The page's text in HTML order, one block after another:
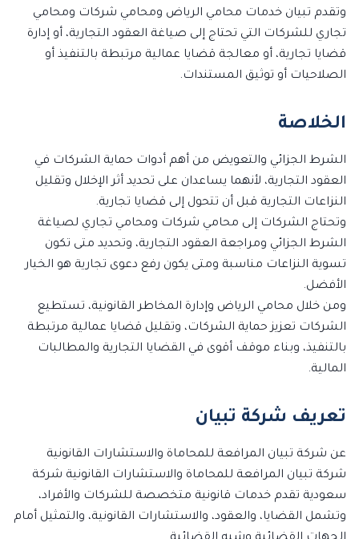
وتقدم تبيان خدمات محامي الرياض ومحامي شركات ومحامي
تجاري للشركات التي تحتاج إلى صياغة العقود التجارية، أو إدارة
قضايا تجارية، أو معالجة قضايا عمالية مرتبطة بالتنفيذ أو
الصلاحيات أو توثيق المستندات.
الخلاصة
الشرط الجزائي والتعويض من أهم أدوات حماية الشركات في
العقود التجارية، لأنهما يساعدان على تحديد أثر الإخلال وتقليل
النزاعات التجارية قبل أن تتحول إلى قضايا تجارية.
وتحتاج الشركات إلى محامي شركات ومحامي تجاري لصياغة
الشرط الجزائي ومراجعة العقود التجارية، وتحديد متى تكون
تسوية النزاعات مناسبة ومتى يكون رفع دعوى تجارية هو الخيار
الأفضل.
ومن خلال محامي الرياض وإدارة المخاطر القانونية، تستطيع
الشركات تعزيز حماية الشركات، وتقليل قضايا عمالية مرتبطة
بالتنفيذ، وبناء موقف أقوى في القضايا التجارية والمطالبات
المالية.
تعريف شركة تبيان
عن شركة تبيان المرافعة للمحاماة والاستشارات القانونية
شركة تبيان المرافعة للمحاماة والاستشارات القانونية شركة
سعودية تقدم خدمات قانونية متخصصة للشركات والأفراد،
وتشمل القضايا، والعقود، والاستشارات القانونية، والتمثيل أمام